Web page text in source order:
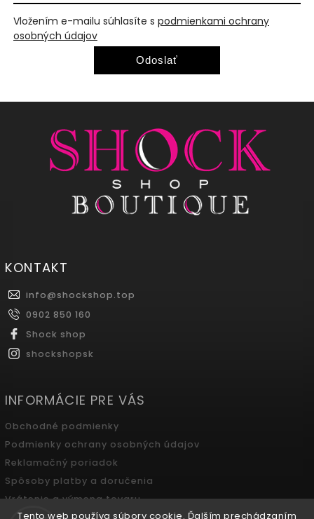
Tento web používa súbory cookie. Ďalším prechádzaním
Vložením e-mailu súhlasíte s podmienkami ochrany
osobných údajov
Odoslať
KONTAKT
info@shockshop.top
0902 850 160
Shock shop
shockshopsk
INFORMÁCIE PRE VÁS
Obchodné podmienky
Podmienky ochrany osobných údajov
Reklamačný poriadok
Spôsoby platby a doručenia
Vrátenie a výmena tovaru